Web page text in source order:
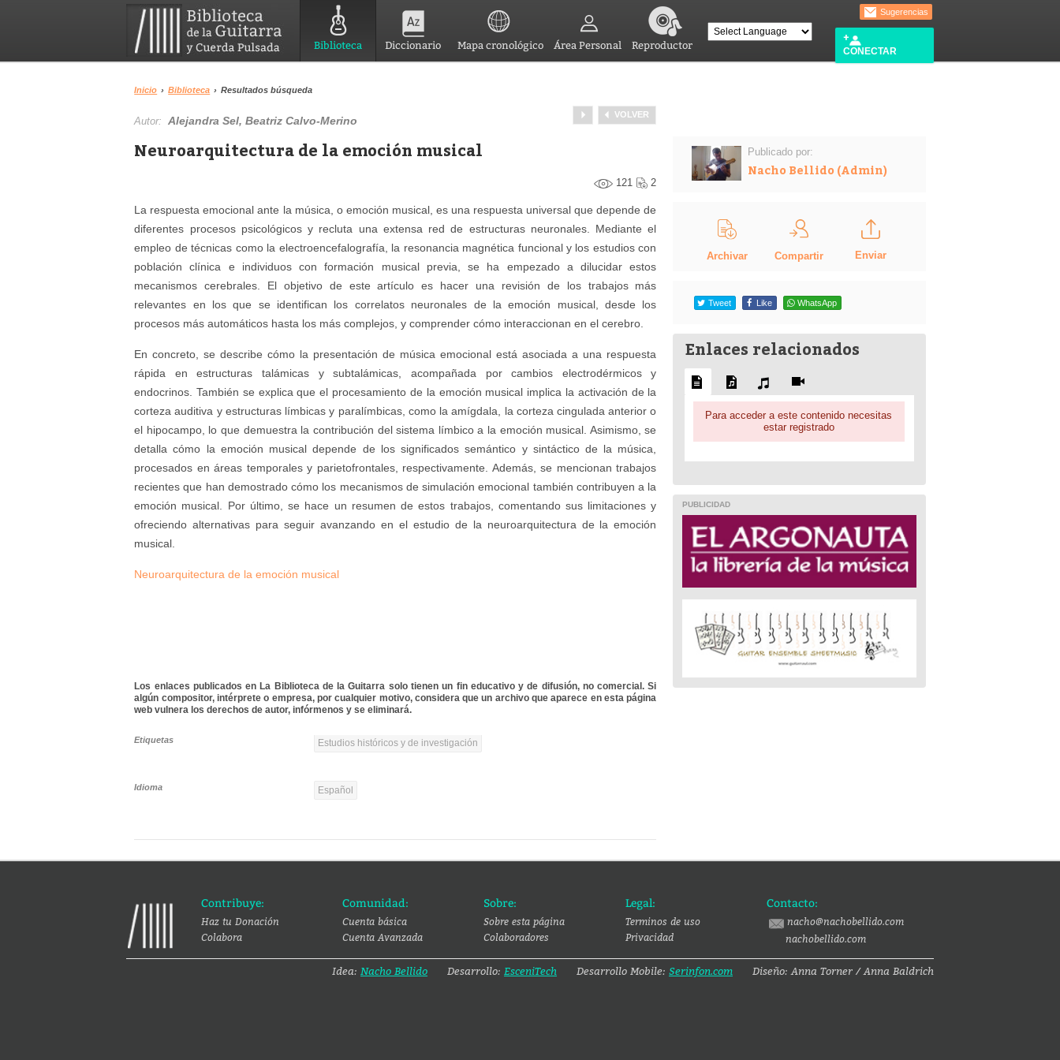
Biblioteca Diccionario Mapa cronológico Área Personal Reproductor
Sugerencias
CONECTAR
Inicio › Biblioteca › Resultados búsqueda
VOLVER
Autor:Alejandra Sel, Beatriz Calvo-Merino
Neuroarquitectura de la emoción musical
121 2
La respuesta emocional ante la música, o emoción musical, es una respuesta universal que depende de
diferentes procesos psicológicos y recluta una extensa red de estructuras neuronales. Mediante el
empleo de técnicas como la electroencefalografía, la resonancia magnética funcional y los estudios con
población clínica e individuos con formación musical previa, se ha empezado a dilucidar estos
mecanismos cerebrales. El objetivo de este artículo es hacer una revisión de los trabajos más
relevantes en los que se identifican los correlatos neuronales de la emoción musical, desde los
procesos más automáticos hasta los más complejos, y comprender cómo interaccionan en el cerebro.
En concreto, se describe cómo la presentación de música emocional está asociada a una respuesta
rápida en estructuras talámicas y subtalámicas, acompañada por cambios electrodérmicos y
endocrinos. También se explica que el procesamiento de la emoción musical implica la activación de la
corteza auditiva y estructuras límbicas y paralímbicas, como la amígdala, la corteza cingulada anterior o
el hipocampo, lo que demuestra la contribución del sistema límbico a la emoción musical. Asimismo, se
detalla cómo la emoción musical depende de los significados semántico y sintáctico de la música,
procesados en áreas temporales y parietofrontales, respectivamente. Además, se mencionan trabajos
recientes que han demostrado cómo los mecanismos de simulación emocional también contribuyen a la
emoción musical. Por último, se hace un resumen de estos trabajos, comentando sus limitaciones y
ofreciendo alternativas para seguir avanzando en el estudio de la neuroarquitectura de la emoción
musical.
Neuroarquitectura de la emoción musical
Los enlaces publicados en La Biblioteca de la Guitarra solo tienen un fin educativo y de difusión, no comercial. Si
algún compositor, intérprete o empresa, por cualquier motivo, considera que un archivo que aparece en esta página
web vulnera los derechos de autor, infórmenos y se eliminará.
Etiquetas Estudios históricos y de investigación
Idioma Español
Publicado por:
Nacho Bellido (Admin)
Archivar Compartir Enviar
Tweet Like WhatsApp
Enlaces relacionados
Para acceder a este contenido necesitas
estar registrado
PUBLICIDAD
Contribuye:
Haz tu Donación
Colabora
Comunidad:
Cuenta básica
Cuenta Avanzada
Sobre:
Sobre esta página
Colaboradores
Legal:
Terminos de uso
Privacidad
Contacto:
nacho@nachobellido.com
nachobellido.com
Idea: Nacho Bellido Desarrollo: EsceniTech Desarrollo Mobile: Serinfon.com Diseño: Anna Torner / Anna Baldrich